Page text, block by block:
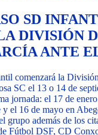
SD
DIVISIÓN
ANTE
comenzará la
SC el 13 o 14 de
jornada: el 17 de
el 16 de mayo en
grupo además de los
Fútbol DSF, CD